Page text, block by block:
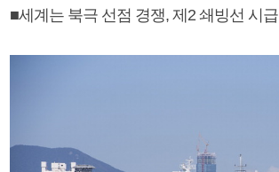
■세계는 북극 선점 경쟁, 제2 쇄빙선 시급